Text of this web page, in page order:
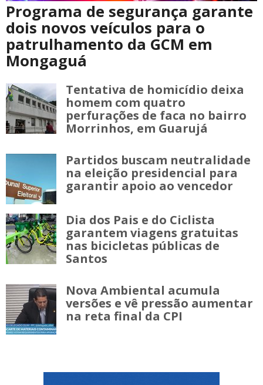
Programa de segurança garante
dois novos veículos para o
patrulhamento da GCM em
Mongaguá
Tentativa de homicídio deixa
homem com quatro
perfurações de faca no bairro
Morrinhos, em Guarujá
Partidos buscam neutralidade
na eleição presidencial para
garantir apoio ao vencedor
Dia dos Pais e do Ciclista
garantem viagens gratuitas
nas bicicletas públicas de
Santos
Nova Ambiental acumula
versões e vê pressão aumentar
na reta final da CPI